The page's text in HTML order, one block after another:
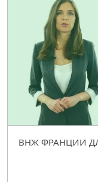
ВНЖ ФРАНЦИИ